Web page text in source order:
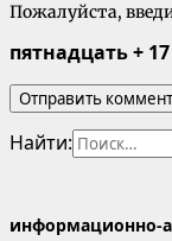
Пожалуйста,
пятнадцать +
Найти:
информационно-